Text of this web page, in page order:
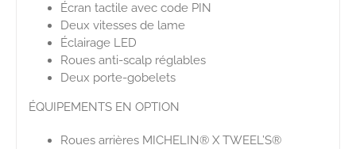
Écran tactile avec code PIN
Deux vitesses de lame
Éclairage LED
Roues anti-scalp réglables
Deux porte-gobelets
ÉQUIPEMENTS EN OPTION
Roues arrières MICHELIN® X TWEEL’S®